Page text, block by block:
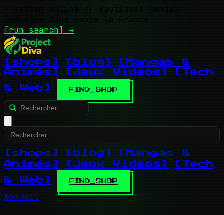
// Boutiques Mangas
indexées dans toute la France
[run search] →
[shops] [blog]
[Mangas &
Animés]
[Jeux Vidéos]
[Tech
& Web]
FIND_SHOP
[shops] [blog]
[Mangas &
Animés]
[Jeux Vidéos]
[Tech
& Web]
FIND_SHOP
Accueil